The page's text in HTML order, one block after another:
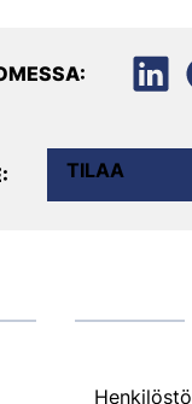
TILAA
Henkilöstö